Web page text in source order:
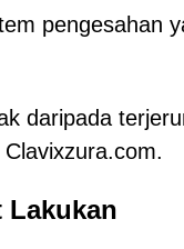
pengesahan
daripada
Lakukan